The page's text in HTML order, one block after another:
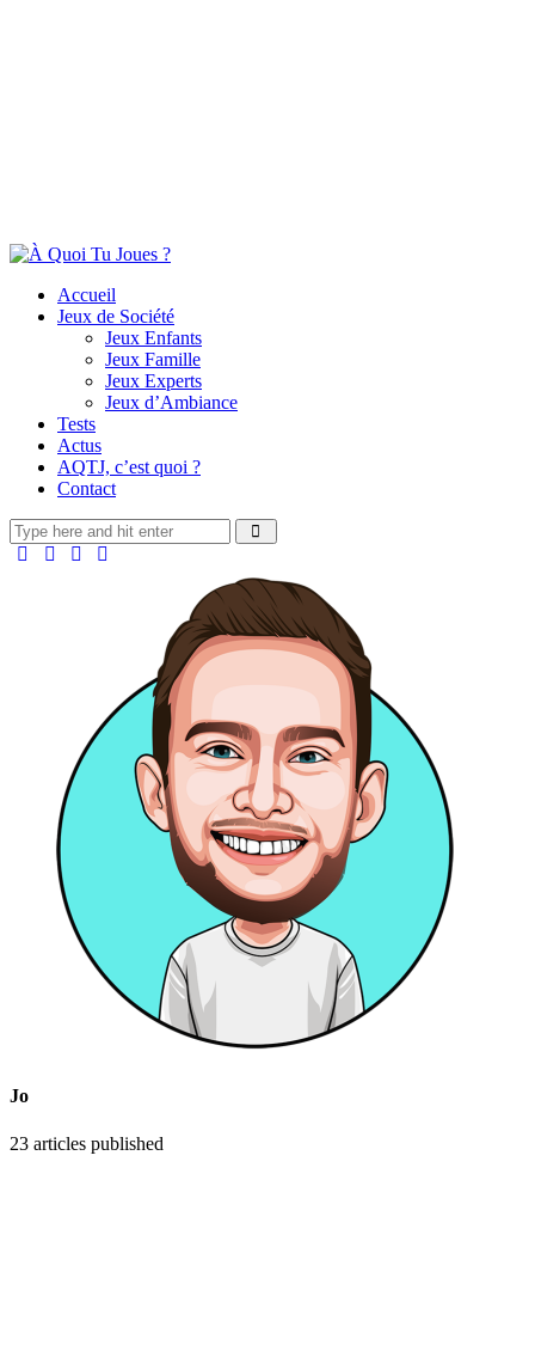
Accueil
Jeux de Société
Jeux Enfants
Jeux Famille
Jeux Experts
Jeux d’Ambiance
Tests
Actus
AQTJ, c’est quoi ?
Contact
Jo
23 articles published